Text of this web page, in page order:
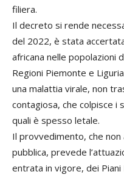
filiera.
Il decreto si rende
del 2022, è stata
africana nelle popolazioni
Regioni Piemonte e
una malattia virale, non
contagiosa, che colpisce i
quali è spesso letale.
Il provvedimento, che non
pubblica, prevede
entrata in vigore, dei